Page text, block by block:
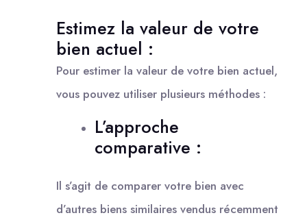
Estimez la valeur de votre
bien actuel :
Pour estimer la valeur de votre bien actuel,
vous pouvez utiliser plusieurs méthodes :
L’approche
comparative :
Il s’agit de comparer votre bien avec
d’autres biens similaires vendus récemment